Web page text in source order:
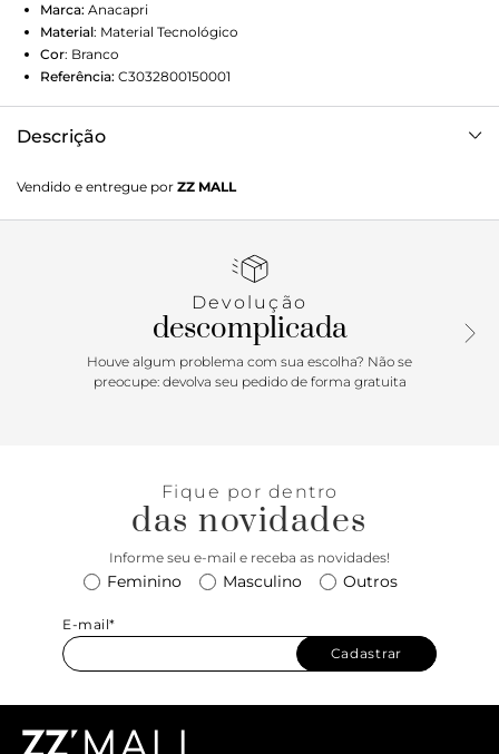
Marca: Anacapri
Material: Material Tecnológico
Cor: Branco
Referência: C3032800150001
Descrição
atacadores brancos. O modelo traz uma proposta moderna
com design todo em recortes e detalhe em contornos
exclusivo com carimbo da marca em verde. Tag marrom
ao passeio, ele dá match com inúmeras composições.
Porque Apostar: Simplesmente, se joga! Um tênis branco
que sai do óbvio com estilo e muita atitude. Versátil, ele
street style com aquele toque esportivo casual.
Vendido e entregue por ZZ MALL
Devolução
descomplicada
Houve algum problema com sua escolha? Não se
preocupe: devolva seu pedido de forma gratuita
Fique por dentro
das novidades
Informe seu e-mail e receba as novidades!
Feminino Masculino Outros
E-mail*
Cadastrar